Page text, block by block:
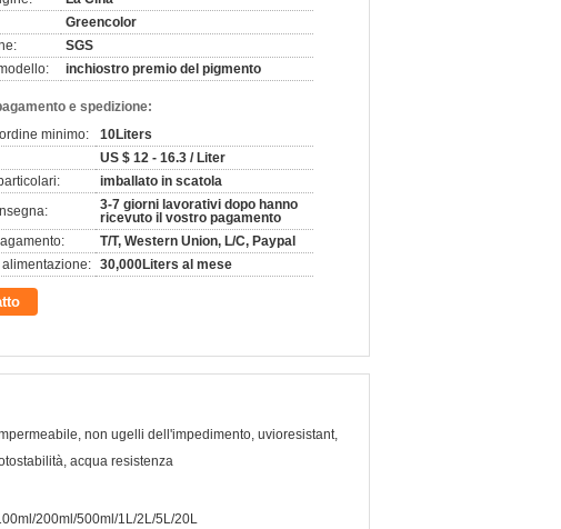
Greencolor
SGS
inchiostro premio del pigmento
e spedizione:
minimo:
10Liters
US $ 12 - 16.3 / Liter
imballato in scatola
3-7 giorni lavorativi dopo hanno
ricevuto il vostro pagamento
T/T, Western Union, L/C, Paypal
30,000Liters al mese
non ugelli dell'impedimento, uvioresistant,
acqua resistenza
200ml/500ml/1L/2L/5L/20L